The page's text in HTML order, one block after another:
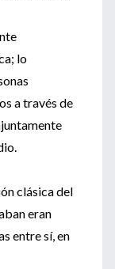
lo
a través de
clásica del
eran
entre sí, en